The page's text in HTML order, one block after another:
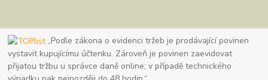
„Podle zákona o evidenci tržeb je prodávající povinen
vystavit kupujícímu účtenku. Zároveň je povinen zaevidovat
přijatou tržbu u správce daně online; v případě technického